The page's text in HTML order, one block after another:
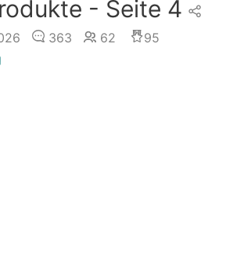
- Seite 4
363 62
95